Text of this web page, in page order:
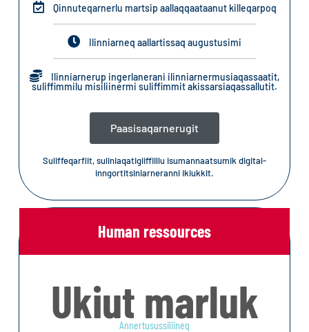
Qinnuteqarnerlu martsip aallaqqaataanut killeqarpoq
Ilinniarneq aallartissaq augustusimi
Ilinniarnerup ingerlanerani ilinniarnermusiaqassaatit,
suliffimmilu misiliinermi suliffimmit akissarsiaqassallutit.
Paasisaqarnerugit
Suliffeqarfiit, suliniaqatigiiffiillu isumannaatsumik digital-
inngortitsiniarneranni ikiukkit.
Human ressources
Ukiut marluk
Annertusussiliineq